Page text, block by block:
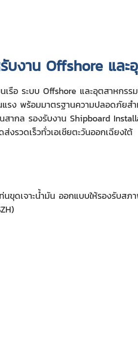
งาน Offshore และ
อ ระบบ Offshore และอุตสาหกรร
รง พร้อมมาตรฐานความปลอดภัยส
สากล รองรับงาน Shipboard
รวดเร็วทั่วเอเชียตะวันออกเฉียงใต้
นขุดเจาะน้ำมัน ออกแบบให้รองรับ